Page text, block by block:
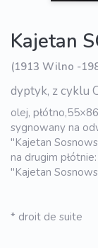
Kajetan
(1913 Wilno -
dyptyk, z cyklu
olej,
sygnowany na
"Kajetan
na drugim płótnie:
"Kajetan
* droit de suite